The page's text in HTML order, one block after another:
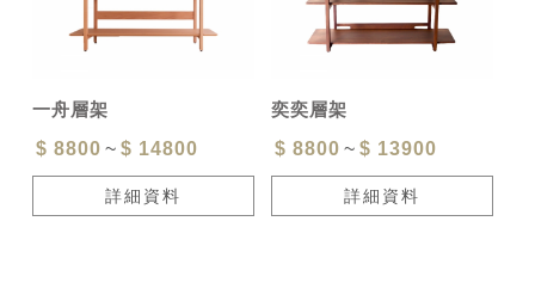
一舟層架
$ 8800 ~ $ 14800
詳細資料
奕奕層架
$ 8800 ~ $ 13900
詳細資料